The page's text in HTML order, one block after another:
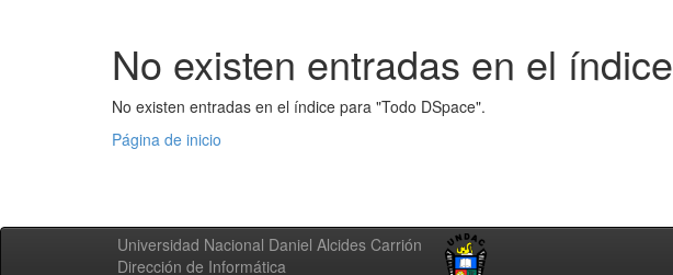
No existen entradas en el índice
No existen entradas en el índice para "Todo DSpace".
Página de inicio
Universidad Nacional Daniel Alcides Carrión
Dirección de Informática